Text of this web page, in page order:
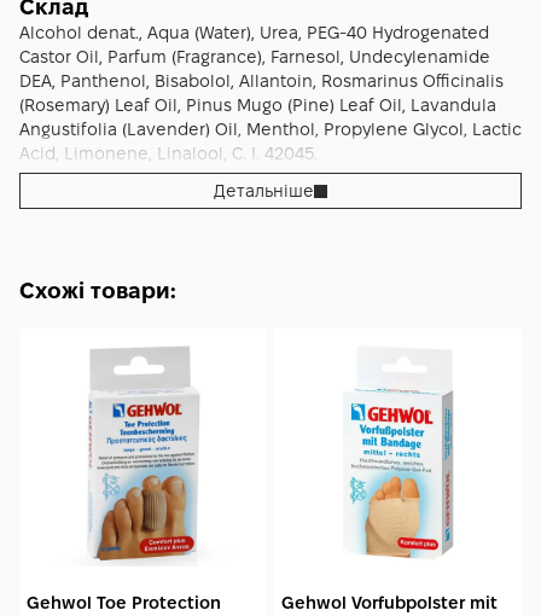
зручнішим.
Склад
Alcohol denat., Aqua (Water), Urea, PEG-40 Hydrogenated
Castor Oil, Parfum (Fragrance), Farnesol, Undecylenamide
DEA, Panthenol, Bisabolol, Allantoin, Rosmarinus Officinalis
(Rosemary) Leaf Oil, Pinus Mugo (Pine) Leaf Oil, Lavandula
Angustifolia (Lavender) Oil, Menthol, Propylene Glycol, Lactic
Acid, Limonene, Linalool, C. I. 42045.
Детальніше
Схожі товари:
Gehwol Toe Protection
Gehwol Vorfubpolster mit